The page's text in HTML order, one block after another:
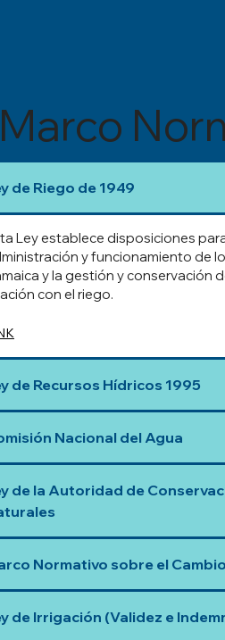
Marco
de Riego de 1949
Ley establece disposiciones
y funcionamiento de
y la gestión y conservación
con el riego.
de Recursos Hídricos 1995
Nacional del Agua
de la Autoridad de
Normativo sobre el
de Irrigación (Validez e